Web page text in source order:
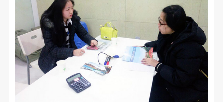
魅
力
校
园
园
新
闻
校
业